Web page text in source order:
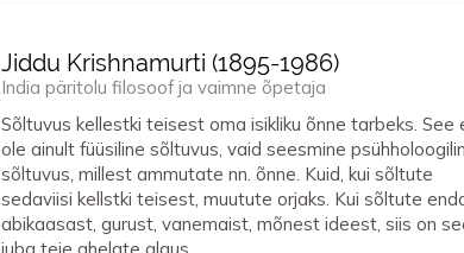
Jiddu Krishnamurti (1895-1986)
India päritolu filosoof ja vaimne õpetaja
Sõltuvus kellestki teisest oma isikliku õnne tarbeks. See
ole ainult füüsiline sõltuvus, vaid seesmine
sõltuvus, millest ammutate nn. õnne. Kuid, kui sõltute
sedaviisi kellstki teisest, muutute orjaks. Kui sõltute
abikaasast, gurust, vanemaist, mõnest ideest, siis on
juba teie ahelate algus.